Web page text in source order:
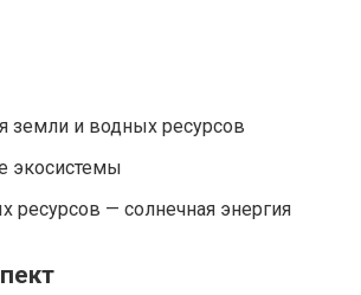
земли и водных ресурсов
экосистемы
ресурсов — солнечная энергия